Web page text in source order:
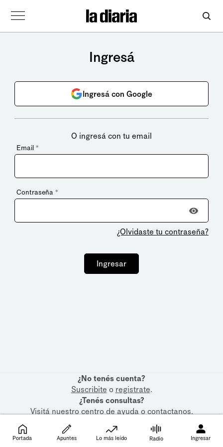
Ingresá
Ingresá con Google
O ingresá con tu email
Email *
Contraseña *
¿Olvidaste tu contraseña?
Ingresar
¿No tenés cuenta?
Suscribite o registrate.
¿Tenés consultas?
Visitá nuestrocentro de ayudaocontactanos.
Portada Apuntes Lo más leído Radio Ingresar